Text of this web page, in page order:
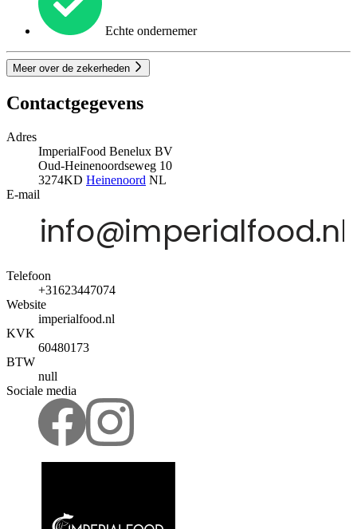
Echte ondernemer
Meer over de zekerheden
Contactgegevens
Adres
ImperialFood Benelux BV
Oud-Heinenoordseweg 10
3274KD Heinenoord NL
E-mail
Telefoon
+31623447074
Website
imperialfood.nl
KVK
60480173
BTW
null
Sociale media